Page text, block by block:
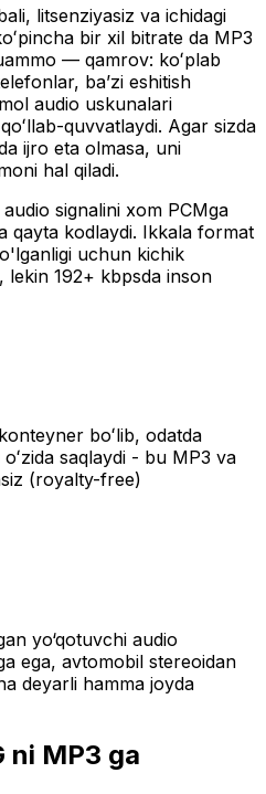
litsenziyasiz va ichidagi
bir xil bitrate da MP3
— qamrov: koʻplab
baʼzi eshitish
audio uskunalari
quvvatlaydi. Agar sizda
ijro eta olmasa, uni
hal qiladi.
signalini xom PCMga
qayta kodlaydi. Ikkala format
uchun kichik
192+ kbpsda inson
boʻlib, odatda
saqlaydi - bu MP3 va
(royalty-free)
yo‘qotuvchi audio
ega, avtomobil stereoidan
deyarli hamma joyda
ni MP3 ga